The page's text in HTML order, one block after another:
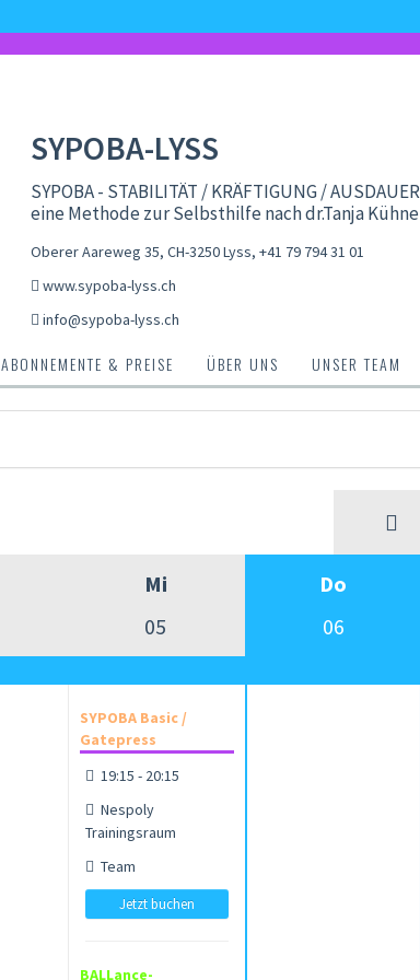
SYPOBA-LYSS
SYPOBA - STABILITÄT / KRÄFTIGUNG /
eine Methode zur Selbsthilfe nach dr.Tanja Kühne
Oberer Aareweg 35, CH-3250 Lyss, +41 79 794 31 01
www.sypoba-lyss.ch
info@sypoba-lyss.ch
ABONNEMENTE & PREISE ÜBER UNS UNSER TEAM
Mi
05
Do
06
SYPOBA Basic /
Gatepress
19:15 - 20:15
Nespoly
Trainingsraum
Team
Jetzt buchen
BALLance-